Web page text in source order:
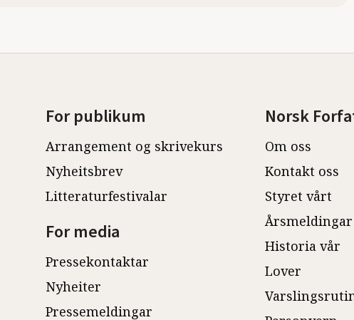
For publikum
Arrangement og skrivekurs
Nyheitsbrev
Litteraturfestivalar
For media
Pressekontaktar
Nyheiter
Pressemeldingar
Norsk
Om oss
Kontakt oss
Styret vårt
Årsmeldingar
Historia vår
Lover